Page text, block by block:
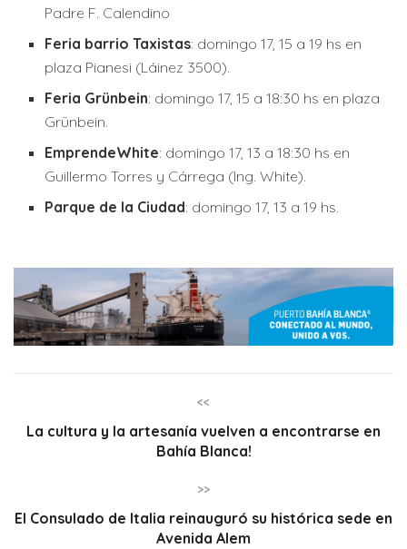
Padre F. Calendino
Feria barrio Taxistas: domingo 17, 15 a 19 hs en
plaza Pianesi (Láinez 3500).
Feria Grünbein: domingo 17, 15 a 18:30 hs en plaza
Grünbein.
EmprendeWhite: domingo 17, 13 a 18:30 hs en
Guillermo Torres y Cárrega (Ing. White).
Parque de la Ciudad: domingo 17, 13 a 19 hs.
<<
La cultura y la artesanía vuelven a encontrarse en
Bahía Blanca!
>>
El Consulado de Italia reinauguró su histórica sede en
Avenida Alem